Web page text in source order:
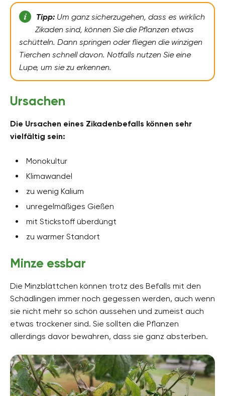
Tipp:Um ganz sicherzugehen, dass es wirklich
Zikaden sind, können Sie die Pflanzen etwas
schütteln. Dann springen oder fliegen die winzigen
Tierchen schnell davon. Notfalls nutzen Sie eine
Lupe, um sie zu erkennen.
Ursachen
Die Ursachen eines Zikadenbefalls können sehr
vielfältig sein:
Monokultur
Klimawandel
zu wenig Kalium
unregelmäßiges Gießen
mit Stickstoff überdüngt
zu warmer Standort
Minze essbar
Die Minzblättchen können trotz des Befalls mit den
Schädlingen immer noch gegessen werden, auch wenn
sie nicht mehr so schön aussehen und zumeist auch
etwas trockener sind. Sie sollten die Pflanzen
allerdings davor bewahren, dass sie ganz absterben.